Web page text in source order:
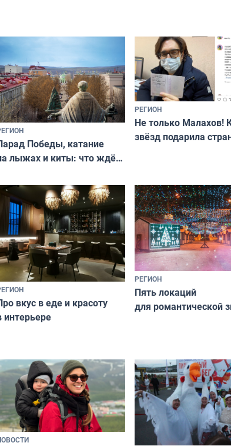
Победы, катание
лыжах и киты: что ждёт
майские праздники
РЕГИОН
Не только Малахов!
звёзд подарила
вкус в еде и красоту
интерьере
РЕГИОН
Пять локаций
для романтической